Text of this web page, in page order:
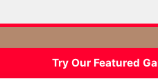
Try Our Featured